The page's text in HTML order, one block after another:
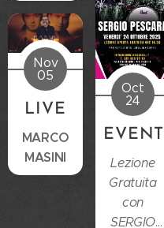
Nov
05
LIVE
MARCO
MASINI
Oct
24
Lezione
Gratuita
con
SERGIO